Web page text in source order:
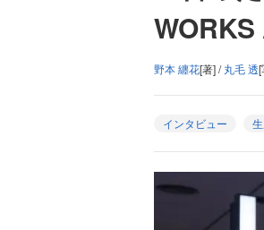
野本 纏花[著] /丸毛 透[
インタビュー